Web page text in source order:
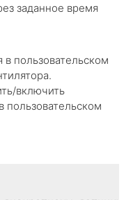
заданное время
в пользовательском
включить
пользовательском